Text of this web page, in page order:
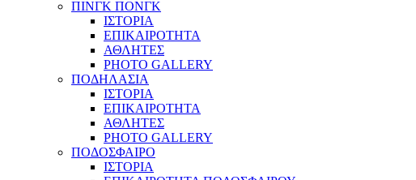
ΠΙΝΓΚ ΠΟΝΓΚ
ΙΣΤΟΡΙΑ
ΕΠΙΚΑΙΡΟΤΗΤΑ
ΑΘΛΗΤΕΣ
PHOTO GALLERY
ΠΟΔΗΛΑΣΙΑ
ΙΣΤΟΡΙΑ
ΕΠΙΚΑΙΡΟΤΗΤΑ
ΑΘΛΗΤΕΣ
PHOTO GALLERY
ΠΟΔΟΣΦΑΙΡΟ
ΙΣΤΟΡΙΑ